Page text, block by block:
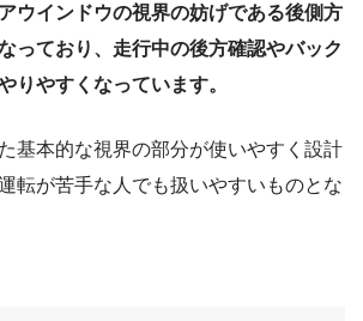
ウインドウの視界の妨げである後側方
っており、走行中の後方確認やバック
りやすくなっています。
基本的な視界の部分が使いやすく設計
転が苦手な人でも扱いやすいものとな